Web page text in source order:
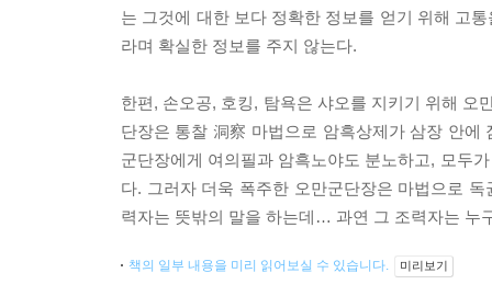
는 그것에 대한 보다 정확한 정보를 얻기 위해 고
라며 확실한 정보를 주지 않는다.
한편, 손오공, 호킹, 탐욕은 샤오를 지키기 위해 오
단장은 통찰 洞察 마법으로 암흑상제가 삼장 안
군단장에게 여의필과 암흑노야도 분노하고, 모두
다. 그러자 더욱 폭주한 오만군단장은 마법으로
력자는 뜻밖의 말을 하는데… 과연 그 조력자는 누
책의 일부 내용을 미리 읽어보실 수 있습니다. 미리보기